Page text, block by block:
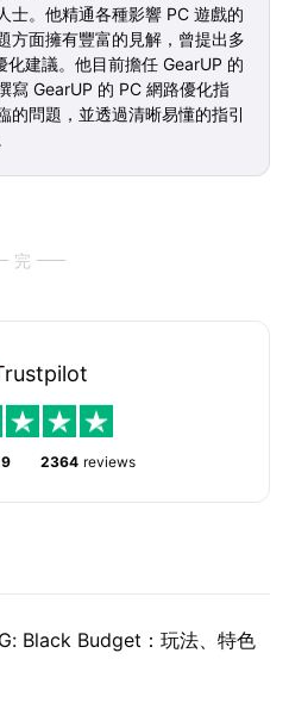
士。他精通各種影響 PC 遊戲的
方面擁有豐富的見解，曾提出多
建議。他目前擔任 GearUP 的
寫 GearUP 的 PC 網路優化指
的問題，並透過清晰易懂的指引
完
2364 reviews
Black Budget：玩法、特色